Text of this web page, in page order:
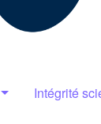
Intégrité